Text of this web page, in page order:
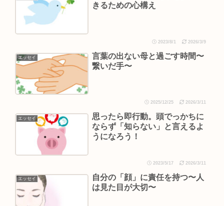
きるための心構え
2023/8/1 2026/3/9
エッセイ
言葉の出ない母と過ごす時間〜
繋いだ手〜
2025/12/25 2026/3/11
エッセイ
思ったら即行動。頭でっかちに
ならず「知らない」と言えるよ
うになろう！
2023/5/17 2026/3/11
エッセイ
自分の「顔」に責任を持つ〜人
は見た目が大切〜